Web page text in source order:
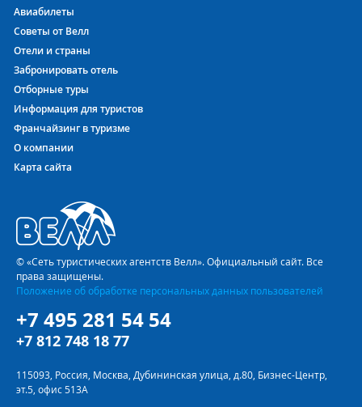
Авиабилеты
Советы от Велл
Отели и страны
Забронировать отель
Отборные туры
Информация для туристов
Франчайзинг в туризме
О компании
Карта сайта
© «Сеть туристических агентств Велл». Официальный сайт. Все
права защищены.
Положение об обработке персональных данных пользователей
+7 495 281 54 54
+7 812 748 18 77
115093, Россия, Москва, Дубининская улица, д.80, Бизнес-Центр,
эт.5, офис 513А